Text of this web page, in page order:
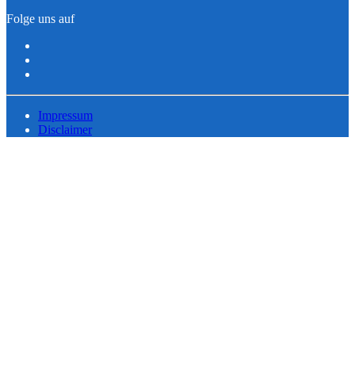
Folge uns auf
Impressum
Disclaimer